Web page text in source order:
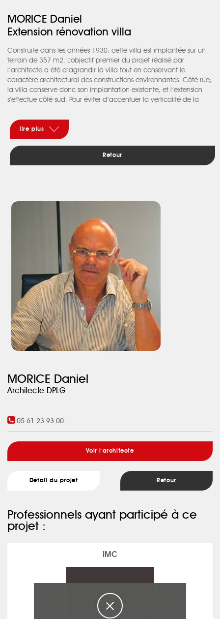
MORICE Daniel
Extension rénovation villa
Construite dans les années 1930, cette villa est implantée sur un
terrain de 357 m2. L’objectif premier du projet réalisé par
l’architecte a été d’agrandir la villa tout en conservant le
caractère architectural des constructions environnantes. Côté rue,
la villa conserve donc son implantation existante, et l’extension
s’effectue côté sud. Pour éviter d’accentuer la verticalité de la
caractère toulousain en déposant l’acrotère surdimensionné et en
laissant apparaître l’avant-toit comme dans les constructions
voisines. L’architecte a également pris le parti de vitrer
généreusement la façade sud-est, qui s’ouvre sur le jardin privatif.
Les teintes d’enduit sont volontairement gris beige clair pour
lire plus
Retour
MORICE Daniel
Architecte DPLG
05 61 23 93 00
Voir l'architecte
Détail du projet Retour
Professionnels ayant participé à ce
projet :
IMC